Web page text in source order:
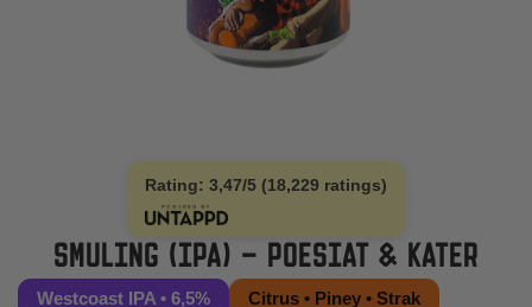
Rating: 3,47/5 (18,229 ratings)
SMULING (IPA) – POESIAT & KATER
Westcoast IPA • 6,5%
Citrus • Piney • Strak